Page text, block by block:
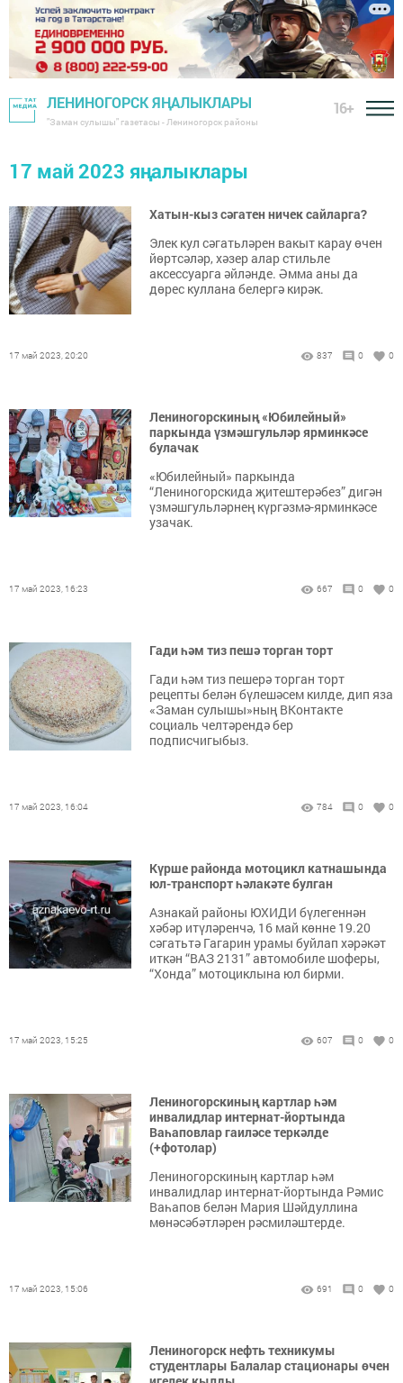
ЛЕНИНОГОРСК ЯҢАЛЫКЛАРЫ
"Заман сулышы" газетасы - Лениногорск районы
16+
17 май 2023 яңалыклары
Хатын-кыз сәгатен ничек сайларга?
Элек кул сәгатьләрен вакыт карау өчен
йөртсәләр, хәзер алар стильле
аксессуарга әйләнде. Әмма аны да
дөрес куллана белергә кирәк.
17 май 2023, 20:20 837 0 0
Лениногорскиның «Юбилейный»
паркында үзмәшгульләр ярминкәсе
булачак
«Юбилейный» паркында
“Лениногорскида җитештерәбез” дигән
үзмәшгульләрнең күргәзмә-ярминкәсе
узачак.
17 май 2023, 16:23 667 0 0
Гади һәм тиз пешә торган торт
Гади һәм тиз пешерә торган торт
рецепты белән бүлешәсем килде, дип яза
«Заман сулышы»ның ВКонтакте
социаль челтәрендә бер
подписчигыбыз.
17 май 2023, 16:04 784 0 0
Күрше районда мотоцикл катнашында
юл-транспорт һәлакәте булган
Азнакай районы ЮХИДИ бүлегеннән
хәбәр итүләренчә, 16 май көнне 19.20
сәгатьтә Гагарин урамы буйлап хәрәкәт
иткән “ВАЗ 2131” автомобиле шоферы,
“Хонда” мотоциклына юл бирми.
17 май 2023, 15:25 607 0 0
Лениногорскиның картлар һәм
инвалидлар интернат-йортында
Ваһаповлар гаиләсе теркәлде
(+фотолар)
Лениногорскиның картлар һәм
инвалидлар интернат-йортында Рәмис
Ваһапов белән Мария Шәйдуллина
мөнәсәбәтләрен рәсмиләштерде.
17 май 2023, 15:06 691 0 0
Лениногорск нефть техникумы
студентлары Балалар стационары өчен